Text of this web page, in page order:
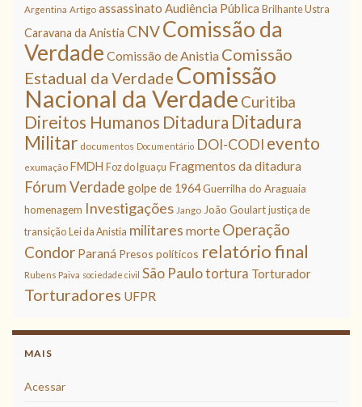
Argentina Artigo assassinato Audiência Pública Brilhante Ustra
Caravana da Anistia CNVComissão da
Verdade Comissão de Anistia Comissão
Estadual da Verdade Comissão
Nacional da Verdade Curitiba
Direitos Humanos Ditadura Ditadura
Militar documentos Documentário DOI-CODI evento
exumação FMDH Foz do Iguaçu Fragmentos da ditadura
Fórum Verdade golpe de 1964Guerrilha do Araguaia
homenagem Investigações Jango João Goulart justiça de
transição Lei da Anistia militares morte Operação
Condor Paraná Presos políticos relatório final
Rubens Paiva sociedade civil São Paulotortura Torturador
Torturadores UFPR
MAIS
Acessar